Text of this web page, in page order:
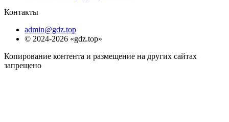
Контакты
admin@gdz.top
© 2024-2026 «gdz.top»
Копирование контента и размещение на других сайтах
запрещено